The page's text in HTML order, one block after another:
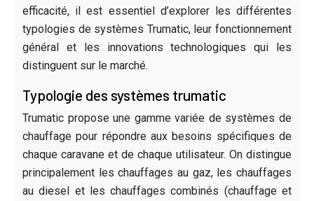
efficacité, il est essentiel d’explorer les différentes
typologies de systèmes Trumatic, leur fonctionnement
général et les innovations technologiques qui les
distinguent sur le marché.
Typologie des systèmes trumatic
Trumatic propose une gamme variée de systèmes de
chauffage pour répondre aux besoins spécifiques de
chaque caravane et de chaque utilisateur. On distingue
principalement les chauffages au gaz, les chauffages
au diesel et les chauffages combinés (chauffage et